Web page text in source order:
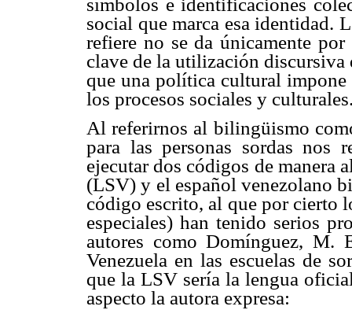
símbolos e identificaciones
social que marca esa identidad.
refiere no se da únicamente
clave de la utilización discursiva
que una política cultural
los procesos sociales y
Al referirnos al bilingüismo
para las personas sordas nos
ejecutar dos códigos de manera
(LSV) y el español venezolano
código escrito, al que por cierto
especiales) han tenido serios
autores como Domínguez, M.
Venezuela en las escuelas de
que la LSV sería la lengua
aspecto la autora expresa: